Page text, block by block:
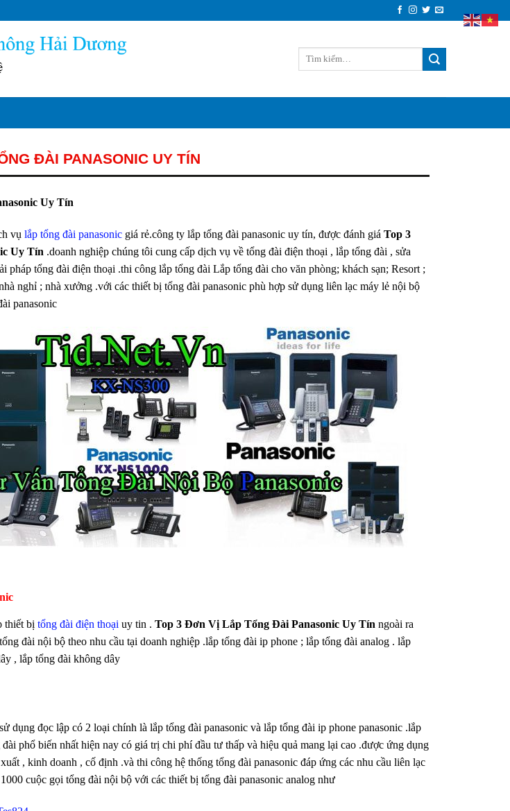
ĐÀI PANASONIC UY TÍN
Uy Tín
vụ lắp tổng đài panasonic giá rẻ.công ty lắp tổng đài panasonic uy tín, được đánh giá Top 3
Uy Tín .doanh nghiệp chúng tôi cung cấp dịch vụ về tổng đài điện thoại , lắp tổng đài , sửa
pháp tổng đài điện thoại .thi công lắp tổng đài Lắp tổng đài cho văn phòng; khách sạn; Resort ;
nghỉ ; nhà xưởng .với các thiết bị tổng đài panasonic phù hợp sử dụng liên lạc máy lẻ nội bộ
panasonic
thiết bị tổng đài điện thoại uy tin . Top 3 Đơn Vị Lắp Tổng Đài Panasonic Uy Tín ngoài ra
đài nội bộ theo nhu cầu tại doanh nghiệp .lắp tổng đài ip phone ; lắp tổng đài analog . lắp
, lắp tổng đài không dây
dụng đọc lập có 2 loại chính là lắp tổng đài panasonic và lắp tổng đài ip phone panasonic .lắp
phổ biến nhất hiện nay có giá trị chi phí đầu tư thấp và hiệu quả mang lại cao .được ứng dụng
, kinh doanh , cố định .và thi công hệ thống tổng đài panasonic đáp ứng các nhu cầu liên lạc
cuộc gọi tổng đài nội bộ với các thiết bị tổng đài panasonic analog như